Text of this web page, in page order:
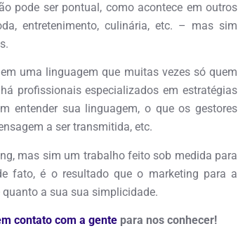
pode ser pontual, como acontece em outros
entretenimento, culinária, etc. – mas sim
uma linguagem que muitas vezes só quem
profissionais especializados em estratégias
entender sua linguagem, o que os gestores
a ser transmitida, etc.
mas sim um trabalho feito sob medida para
fato, é o resultado que o marketing para a
a sua sua simplicidade.
contato com a gente para nos conhecer!